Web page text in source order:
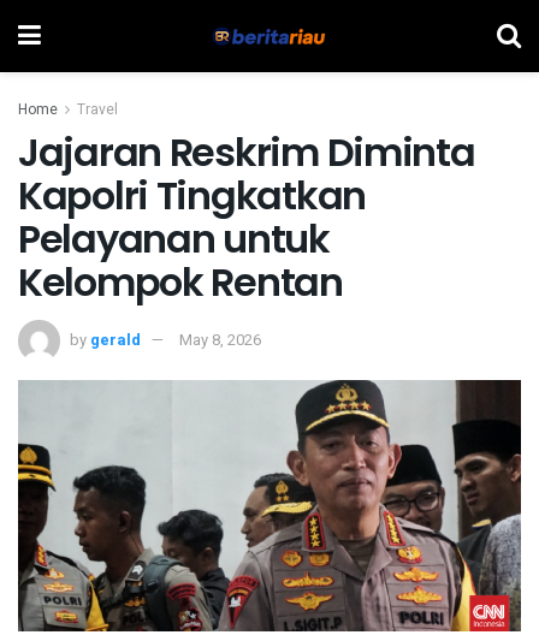
Home Travel
Jajaran Reskrim Diminta
Kapolri Tingkatkan
Pelayanan untuk
Kelompok Rentan
by gerald May 8, 2026